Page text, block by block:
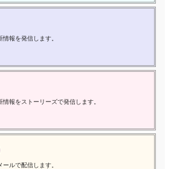
報を発信します。
報をストーリーズで発信します。
ルで配信します。